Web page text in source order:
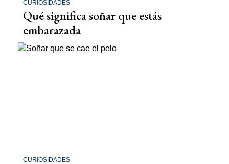
CURIOSIDADES
Qué significa soñar que estás
embarazada
CURIOSIDADES